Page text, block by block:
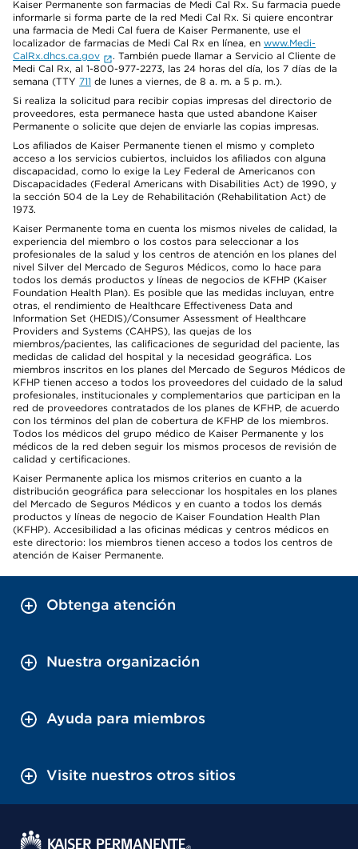
Kaiser Permanente son farmacias de Medi Cal Rx. Su farmacia puede
informarle si forma parte de la red Medi Cal Rx. Si quiere encontrar
una farmacia de Medi Cal fuera de Kaiser Permanente, use el
localizador de farmacias de Medi Cal Rx en línea, en www.Medi-
CalRx.dhcs.ca.gov
. También puede llamar a Servicio al Cliente de
Medi Cal Rx, al 1-800-977-2273, las 24 horas del día, los 7 días de la
semana (TTY 711 de lunes a viernes, de 8 a. m. a 5 p. m.).
Si realiza la solicitud para recibir copias impresas del directorio de
proveedores, esta permanece hasta que usted abandone Kaiser
Permanente o solicite que dejen de enviarle las copias impresas.
Los afiliados de Kaiser Permanente tienen el mismo y completo
acceso a los servicios cubiertos, incluidos los afiliados con alguna
discapacidad, como lo exige la Ley Federal de Americanos con
Discapacidades (Federal Americans with Disabilities Act) de 1990, y
la sección 504 de la Ley de Rehabilitación (Rehabilitation Act) de
1973.
Kaiser Permanente toma en cuenta los mismos niveles de calidad, la
experiencia del miembro o los costos para seleccionar a los
profesionales de la salud y los centros de atención en los planes del
nivel Silver del Mercado de Seguros Médicos, como lo hace para
todos los demás productos y líneas de negocios de KFHP (Kaiser
Foundation Health Plan). Es posible que las medidas incluyan, entre
otras, el rendimiento de Healthcare Effectiveness Data and
Information Set (HEDIS)/Consumer Assessment of Healthcare
Providers and Systems (CAHPS), las quejas de los
miembros/pacientes, las calificaciones de seguridad del paciente, las
medidas de calidad del hospital y la necesidad geográfica. Los
miembros inscritos en los planes del Mercado de Seguros Médicos de
KFHP tienen acceso a todos los proveedores del cuidado de la salud
profesionales, institucionales y complementarios que participan en la
red de proveedores contratados de los planes de KFHP, de acuerdo
con los términos del plan de cobertura de KFHP de los miembros.
Todos los médicos del grupo médico de Kaiser Permanente y los
médicos de la red deben seguir los mismos procesos de revisión de
calidad y certificaciones.
Kaiser Permanente aplica los mismos criterios en cuanto a la
distribución geográfica para seleccionar los hospitales en los planes
del Mercado de Seguros Médicos y en cuanto a todos los demás
productos y líneas de negocio de Kaiser Foundation Health Plan
(KFHP). Accesibilidad a las oficinas médicas y centros médicos en
este directorio: los miembros tienen acceso a todos los centros de
atención de Kaiser Permanente.
Obtenga atención
Nuestra organización
Ayuda para miembros
Visite nuestros otros sitios